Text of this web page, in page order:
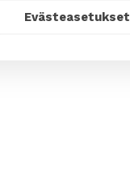
Evästeasetukset